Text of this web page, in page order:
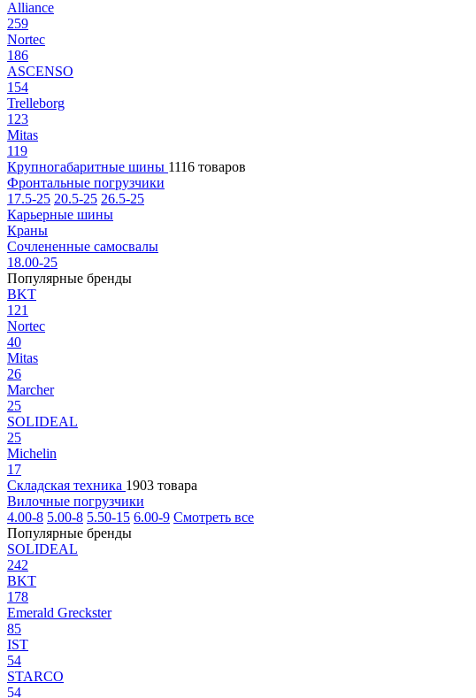
Alliance
259
Nortec
186
ASCENSO
154
Trelleborg
123
Mitas
119
Крупногабаритные шины 1116 товаров
Фронтальные погрузчики
17.5-25 20.5-25 26.5-25
Карьерные шины
Краны
Сочлененные самосвалы
18.00-25
Популярные бренды
BKT
121
Nortec
40
Mitas
26
Marcher
25
SOLIDEAL
25
Michelin
17
Складская техника 1903 товара
Вилочные погрузчики
4.00-8 5.00-8 5.50-15 6.00-9 Смотреть все
Популярные бренды
SOLIDEAL
242
BKT
178
Emerald Greckster
85
IST
54
STARCO
54